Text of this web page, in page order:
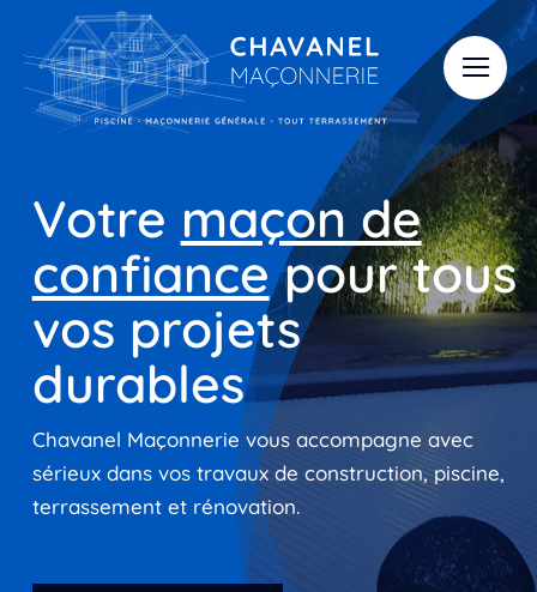
content
Votre maçon de
confiancepour tous
vos projets
durables
Chavanel Maçonnerie vous accompagne avec
sérieux dans vos travaux de construction, piscine,
terrassement et rénovation.